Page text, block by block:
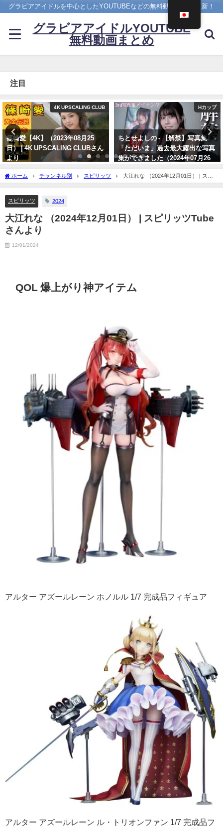
グラビアアイドルを中心としたYOUTUBEなどの無料動画を日々更新！
グラビアアイドルYOUTUBE
無料動画まとめ
注目
Hカップ
ちとせよしの - 【解禁】写真集
「ただいま」過去最大露出な写真
集ができました（2024年07月26
日） | よしのんチャンネルさんよ
り
メイキング
菊地姫奈 - 【2023/12/18発売！週
プレNo.1・2付録DVDチラ見せ
♪】『グラジャパ！』ならDVDが
視聴できる♪ #菊地姫奈 Hina
Kikuchi（2023年12月15日） | 週
プレChannel【集英社 週刊プレイ
ホーム チャンネル別 スピリッツ
大江れな （2024年12月01日） | スピ
リッツTubeさんより
スピリッツ 2024
大江れな （2024年12月01日） | スピリッツTube
さんより
12/01/2024
QOL 爆上がり神アイテム
アルター アズールレーン ホノルル 1/7 完成品フィギュア
アルター アズールレーン ル・トリオンファン 1/7 完成品フ